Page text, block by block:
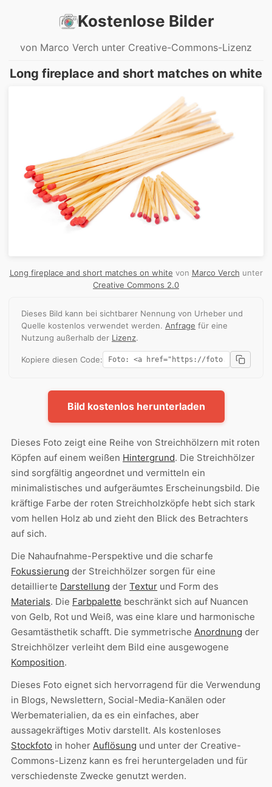
Kostenlose Bilder
von Marco Verch unter Creative-Commons-Lizenz
Long fireplace and short matches on white
Long fireplace and short matches on white von Marco Verch unter
Creative Commons 2.0
Dieses Bild kann bei sichtbarer Nennung von Urheber und
Quelle kostenlos verwendet werden. Anfrage für eine
Nutzung außerhalb der Lizenz.
Kopiere diesen Code:
Bild kostenlos herunterladen
Dieses Foto zeigt eine Reihe von Streichhölzern mit roten
Köpfen auf einem weißen Hintergrund. Die Streichhölzer
sind sorgfältig angeordnet und vermitteln ein
minimalistisches und aufgeräumtes Erscheinungsbild. Die
kräftige Farbe der roten Streichholzköpfe hebt sich stark
vom hellen Holz ab und zieht den Blick des Betrachters
auf sich.
Die Nahaufnahme-Perspektive und die scharfe
Fokussierung der Streichhölzer sorgen für eine
detaillierte Darstellung der Textur und Form des
Materials. Die Farbpalette beschränkt sich auf Nuancen
von Gelb, Rot und Weiß, was eine klare und harmonische
Gesamtästhetik schafft. Die symmetrische Anordnung der
Streichhölzer verleiht dem Bild eine ausgewogene
Komposition.
Dieses Foto eignet sich hervorragend für die Verwendung
in Blogs, Newslettern, Social-Media-Kanälen oder
Werbematerialien, da es ein einfaches, aber
aussagekräftiges Motiv darstellt. Als kostenloses
Stockfoto in hoher Auflösung und unter der Creative-
Commons-Lizenz kann es frei heruntergeladen und für
verschiedenste Zwecke genutzt werden.